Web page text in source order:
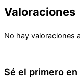
Valoraciones
No hay valoraciones
Sé el primero en